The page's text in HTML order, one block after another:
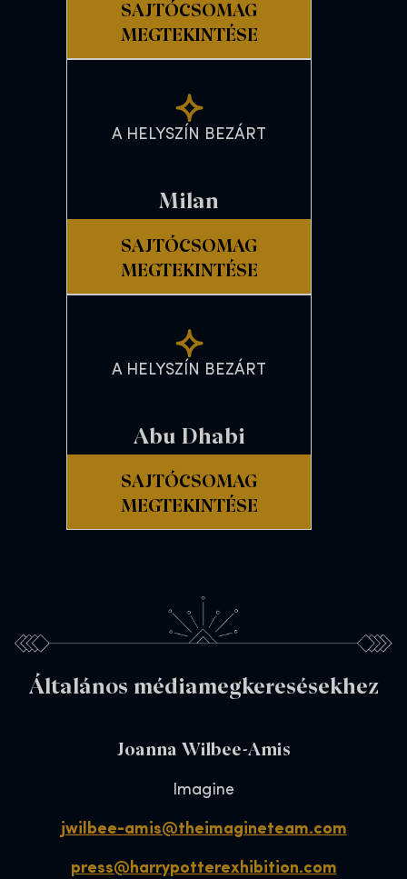
SAJTÓCSOMAG
MEGTEKINTÉSE
A HELYSZÍN BEZÁRT
Milan
SAJTÓCSOMAG
MEGTEKINTÉSE
A HELYSZÍN BEZÁRT
Abu Dhabi
SAJTÓCSOMAG
MEGTEKINTÉSE
Általános médiamegkeresésekhez
Joanna Wilbee-Amis
Imagine
jwilbee-amis@theimagineteam.com
press@harrypotterexhibition.com